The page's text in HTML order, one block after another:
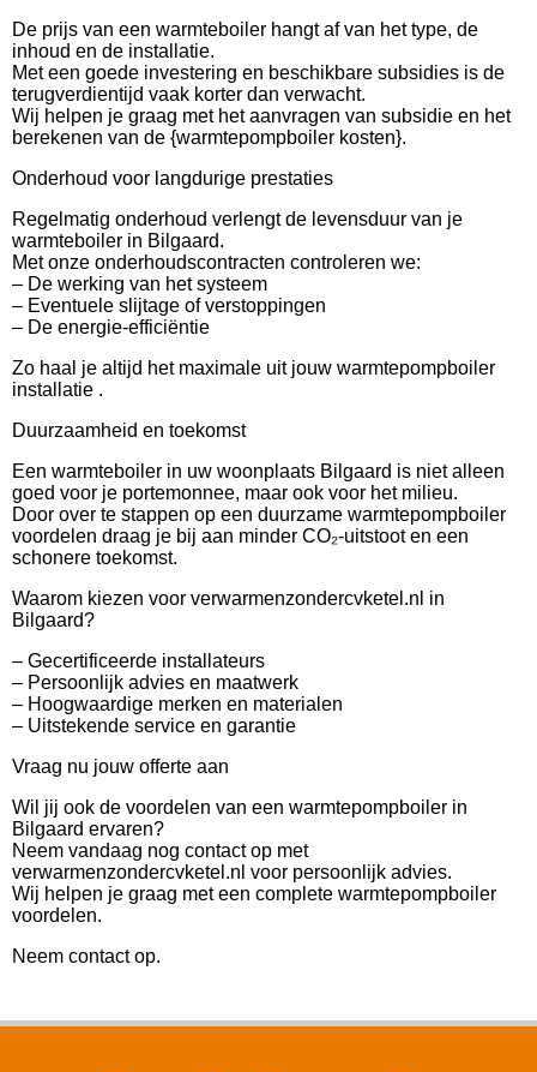
De prijs van een warmteboiler hangt af van het type, de
inhoud en de installatie.
Met een goede investering en beschikbare subsidies is de
terugverdientijd vaak korter dan verwacht.
Wij helpen je graag met het aanvragen van subsidie en het
berekenen van de {warmtepompboiler kosten}.
Onderhoud voor langdurige prestaties
Regelmatig onderhoud verlengt de levensduur van je
warmteboiler in Bilgaard.
Met onze onderhoudscontracten controleren we:
– De werking van het systeem
– Eventuele slijtage of verstoppingen
– De energie-efficiëntie
Zo haal je altijd het maximale uit jouw warmtepompboiler
installatie .
Duurzaamheid en toekomst
Een warmteboiler in uw woonplaats Bilgaard is niet alleen
goed voor je portemonnee, maar ook voor het milieu.
Door over te stappen op een duurzame warmtepompboiler
voordelen draag je bij aan minder CO₂-uitstoot en een
schonere toekomst.
Waarom kiezen voor verwarmenzondercvketel.nl in
Bilgaard?
– Gecertificeerde installateurs
– Persoonlijk advies en maatwerk
– Hoogwaardige merken en materialen
– Uitstekende service en garantie
Vraag nu jouw offerte aan
Wil jij ook de voordelen van een warmtepompboiler in
Bilgaard ervaren?
Neem vandaag nog contact op met
verwarmenzondercvketel.nl voor persoonlijk advies.
Wij helpen je graag met een complete warmtepompboiler
voordelen.
Neem contact op.